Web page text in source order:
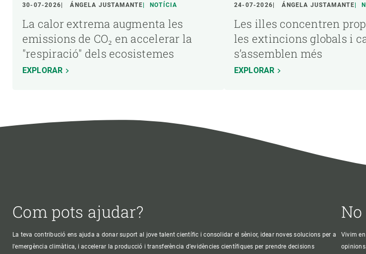
30-07-2026 ÁNGELA JUSTAMANTE NOTÍCIA
La calor extrema augmenta les
emissions de CO₂ en accelerar la
"respiració" dels ecosistemes
EXPLORAR
24-07-2026 ÁNGELA JUSTAMANTE
Les illes concentren prop
les extincions globals i
s’assemblen més
EXPLORAR
Com pots ajudar?
La teva contribució ens ajuda a donar suport al jove talent científic i consolidar el sènior, idear noves solucions per a
l'emergència climàtica, i accelerar la producció i transferència d’evidències científiques per prendre decisions
Vivim